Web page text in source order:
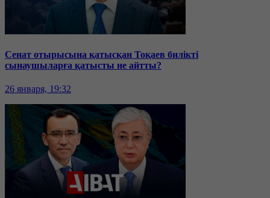
Сенат отырысына қатысқан Тоқаев билікті
сынаушыларға қатысты не айтты?
26 января, 19:32